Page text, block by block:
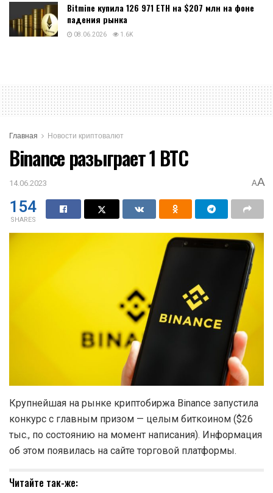
Bitmine купила 126 971 ETH на $207 млн на фоне
падения рынка
08.06.2026 1.6K
Главная Новости криптовалют
Binance разыграет 1 BTC
14.06.2023 AA
154
SHARES
Крупнейшая на рынке криптобиржа Binance запустила
конкурс с главным призом — целым биткоином ($26
тыс., по состоянию на момент написания). Информация
об этом появилась на сайте торговой платформы.
Читайте так-же: